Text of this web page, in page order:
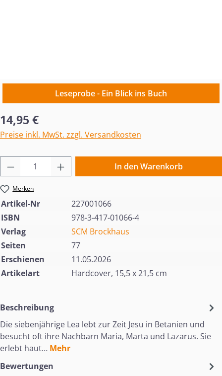
Leseprobe - Ein Blick ins Buch
Regulärer Preis:
14,95 €
Preise inkl. MwSt. zzgl. Versandkosten
Produkt Anzahl: Gib den gewünschten
In den Warenkorb
Merken
Artikel-Nr
227001066
ISBN
978-3-417-01066-4
Verlag
SCM Brockhaus
Seiten
77
Erschienen
11.05.2026
Artikelart
Hardcover, 15,5 x 21,5 cm
Beschreibung
Die siebenjährige Lea lebt zur Zeit Jesu in Betanien und
besucht oft ihre Nachbarn Maria, Marta und Lazarus. Sie
erlebt haut… Mehr
Bewertungen